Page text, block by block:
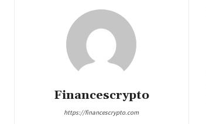
Financescrypto
https://financescrypto.com